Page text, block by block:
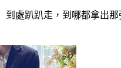
處趴趴走，到哪都拿出